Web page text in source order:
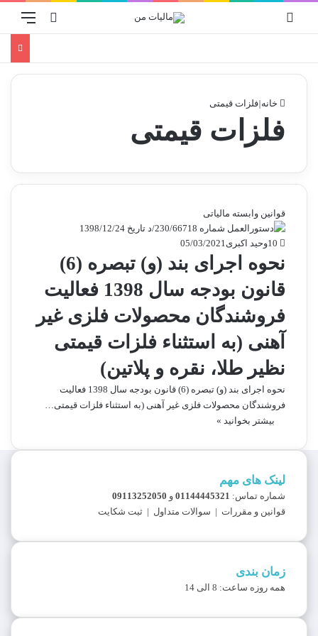
منو
جستجو
خانه|فلزات قیمتی
فلزات قیمتی
قوانین وابسته مالیاتی
وحید اکبری05/03/2021
نحوه اجرای بند (و) تبصره (6)
قانون بودجه سال 1398 فعالیت
فروشندگان محصولات فلزی غیر
آهنی (به استثناء فلزات قیمتی
نظیر طلا، نقره و پلاتین)
نحوه اجرای بند (و) تبصره (6) قانون بودجه سال 1398 فعالیت
فروشندگان محصولات فلزی غیر آهنی (به استثناء فلزات قیمتی…
بیشتر بخوانید »
لینک های مهم
شماره تماس: 01144445321 و 09113252050
قوانین و مقررات | سوالات متداول | ثبت شکایت
زمان بندی
همه روزه ساعت: 8 الی 14